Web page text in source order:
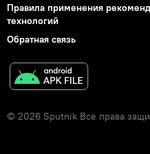
Правила применения
технологий
Обратная связь
© 2026 Sputnik Все права